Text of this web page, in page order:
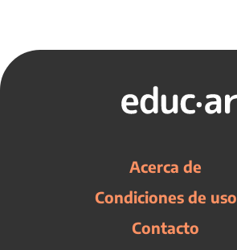
Acerca de
Condiciones de uso
Contacto